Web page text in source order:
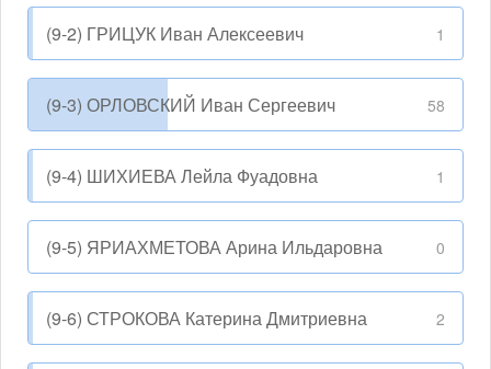
(9-2) ГРИЦУК Иван Алексеевич 1
(9-3) ОРЛОВСКИЙ Иван Сергеевич 58
(9-4) ШИХИЕВА Лейла Фуадовна 1
(9-5) ЯРИАХМЕТОВА Арина Ильдаровна 0
(9-6) СТРОКОВА Катерина Дмитриевна 2